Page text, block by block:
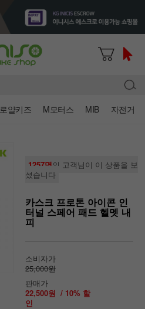
로얄키즈 M모터스 MIB 자전거
1257명의 고객님이 이 상품을 보
셨습니다
카스크 프로톤 아이콘 인
터널 스페어 패드 헬멧 내
피
소비자가
25,000원
판매가
22,500원 / 10% 할
인